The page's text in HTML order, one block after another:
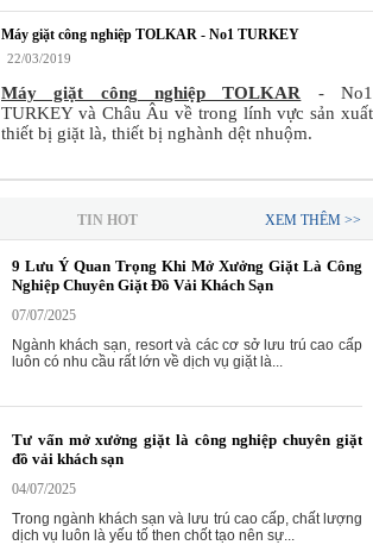
Máy giặt công nghiệp TOLKAR - No1 TURKEY
22/03/2019
Máy giặt công nghiệp TOLKAR - No1
TURKEY và Châu Âu về trong lính vực sản xuất
thiết bị giặt là, thiết bị nghành dệt nhuộm.
TIN HOT XEM THÊM >>
9 Lưu Ý Quan Trọng Khi Mở Xưởng Giặt Là Công
Nghiệp Chuyên Giặt Đồ Vải Khách Sạn
07/07/2025
Ngành khách sạn, resort và các cơ sở lưu trú cao cấp
luôn có nhu cầu rất lớn về dịch vụ giặt là...
Tư vấn mở xưởng giặt là công nghiệp chuyên giặt
đồ vải khách sạn
04/07/2025
Trong ngành khách sạn và lưu trú cao cấp, chất lượng
dịch vụ luôn là yếu tố then chốt tạo nên sự...